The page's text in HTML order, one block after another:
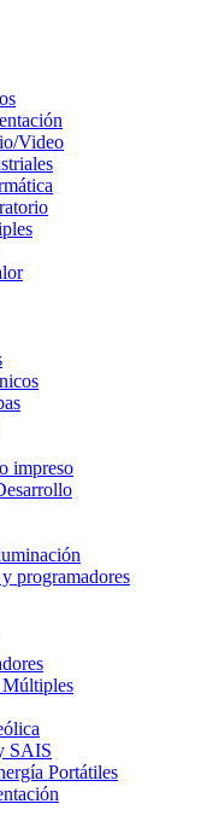
Video
impreso
programadores
Múltiples
SAIS
Portátiles